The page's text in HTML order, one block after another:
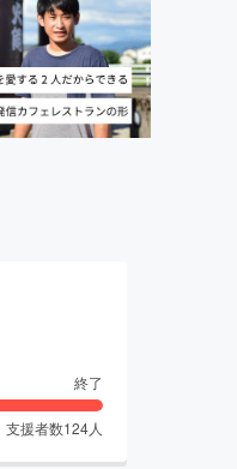
終了
支援者数124人